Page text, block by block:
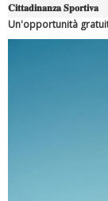
𝐂𝐢𝐭𝐭𝐚𝐝𝐢𝐧𝐚𝐧𝐳𝐚 𝐒𝐩𝐨𝐫𝐭𝐢𝐯𝐚
Un'opportunità